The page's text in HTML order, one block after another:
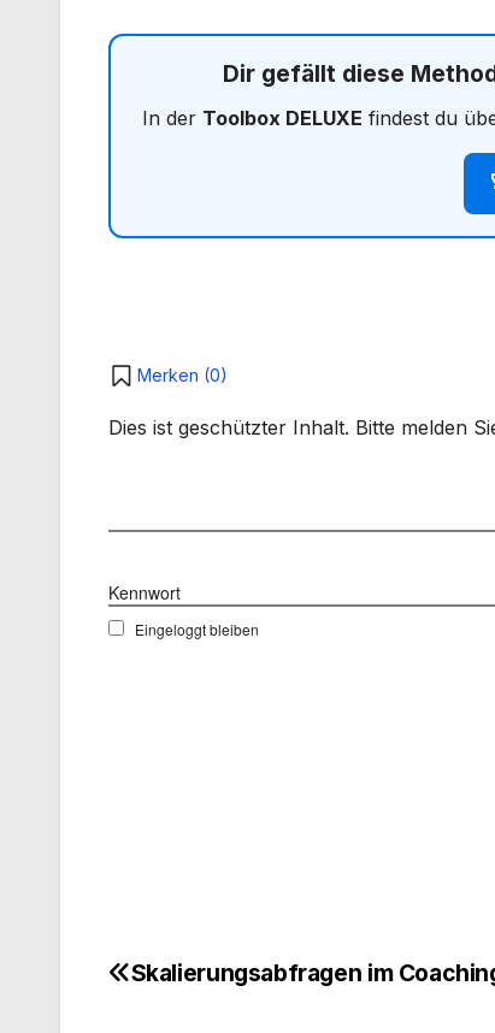
Dir gefällt diese
In der Toolbox DELUXE findest du
Merken (0)
Dies ist geschützter Inhalt. Bitte melden
Kennwort
Eingeloggt bleiben
Beitragsnavigation
Skalierungsabfragen im